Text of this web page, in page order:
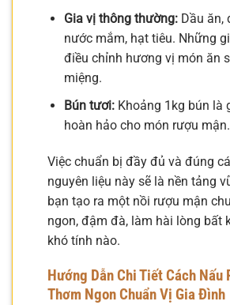
Gia vị thông thường:Dầu ăn,
nước mắm, hạt tiêu. Những
điều chỉnh hương vị món ăn
miệng.
Bún tươi:Khoảng 1kg bún là
hoàn hảo cho món rượu mận.
Việc chuẩn bị đầy đủ và đúng
nguyên liệu này sẽ là nền tảng
bạn tạo ra một nồi rượu mận
ngon, đậm đà, làm hài lòng bất
khó tính nào.
Hướng Dẫn Chi Tiết Cách Nấu
Thơm Ngon Chuẩn Vị Gia Đình